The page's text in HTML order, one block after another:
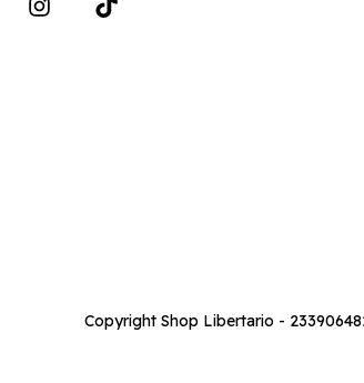
Copyright Shop Libertario -